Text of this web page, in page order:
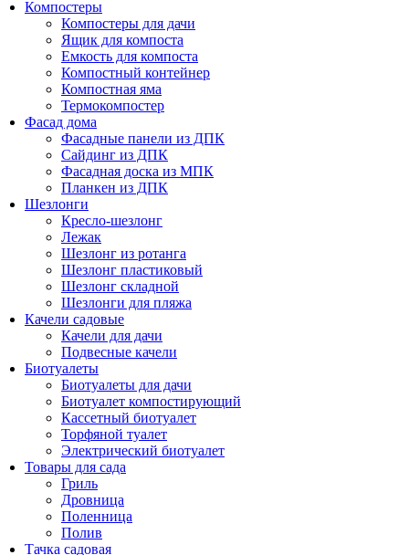
Компостеры
Компостеры для дачи
Ящик для компоста
Емкость для компоста
Компостный контейнер
Компостная яма
Термокомпостер
Фасад дома
Фасадные панели из ДПК
Сайдинг из ДПК
Фасадная доска из МПК
Планкен из ДПК
Шезлонги
Кресло-шезлонг
Лежак
Шезлонг из ротанга
Шезлонг пластиковый
Шезлонг складной
Шезлонги для пляжа
Качели садовые
Качели для дачи
Подвесные качели
Биотуалеты
Биотуалеты для дачи
Биотуалет компостирующий
Кассетный биотуалет
Торфяной туалет
Электрический биотуалет
Товары для сада
Гриль
Дровница
Поленница
Полив
Тачка садовая